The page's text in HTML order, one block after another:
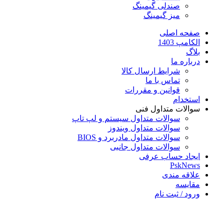
صندلی گیمینگ
میز گیمینگ
صفحه اصلی
الکامپ 1403
بلاگ
درباره ما
شرایط ارسال کالا
تماس با ما
قوانین و مقررات
استخدام
سوالات متداول فنی
سوالات متداول سیستم و لپ تاپ
سوالات متداول ویندوز
سوالات متداول مادربرد و BIOS
سوالات متداول جانبی
ایجاد حساب عرفی
PskNews
علاقه مندی
مقایسه
ورود / ثبت نام